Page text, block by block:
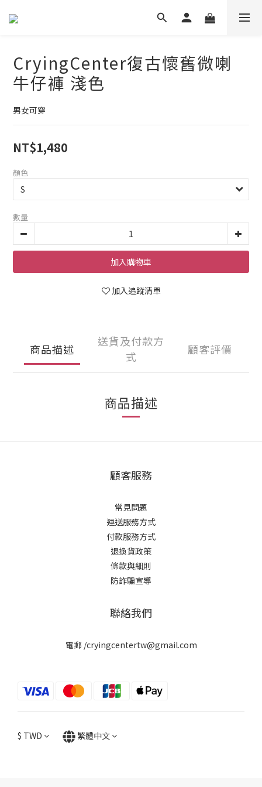
CryingCenter復古懷舊微喇
牛仔褲 淺色
男女可穿
NT$1,480
顏色
數量
加入購物車
加入追蹤清單
商品描述
送貨及付款方
式
顧客評價
商品描述
顧客服務
常見問題
運送服務方式
付款服務方式
退換貨政策
條款與細則
防詐騙宣導
聯絡我們
電郵 /cryingcentertw@gmail.com
$ TWD 繁體中文